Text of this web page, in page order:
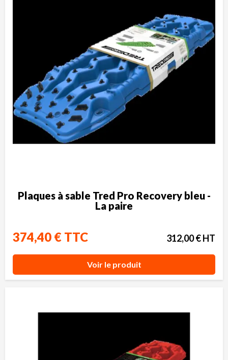
Plaques à sable Tred Pro Recovery bleu -
La paire
374,40 € TTC 312,00 € HT
Voir le produit